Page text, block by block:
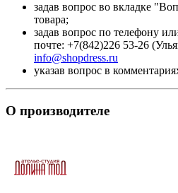
задав вопрос во вкладке
товара;
задав вопрос по телефону
почте: +7(842)226 53-26
info@shopdress.ru
указав вопрос в
О производителе